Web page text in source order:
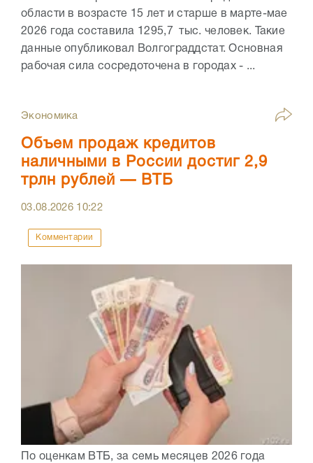
области в возрасте 15 лет и старше в марте-мае
2026 года составила 1295,7 тыс. человек. Такие
данные опубликовал Волгограддстат. Основная
рабочая сила сосредоточена в городах - ...
Экономика
Объем продаж кредитов
наличными в России достиг 2,9
трлн рублей — ВТБ
03.08.2026 10:22
Комментарии
По оценкам ВТБ, за семь месяцев 2026 года